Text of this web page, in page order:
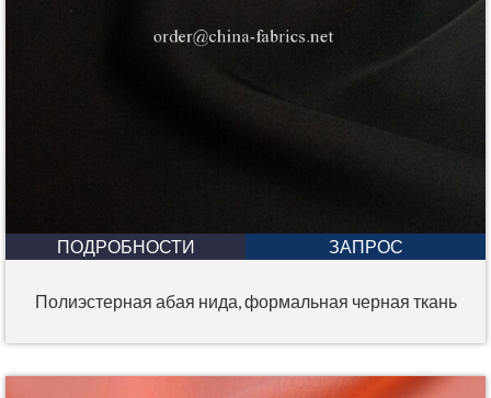
ПОДРОБНОСТИ ЗАПРОС
Полиэстерная абая нида, формальная черная ткань